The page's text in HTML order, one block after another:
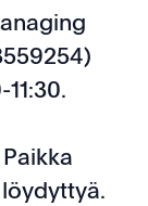
Paikka